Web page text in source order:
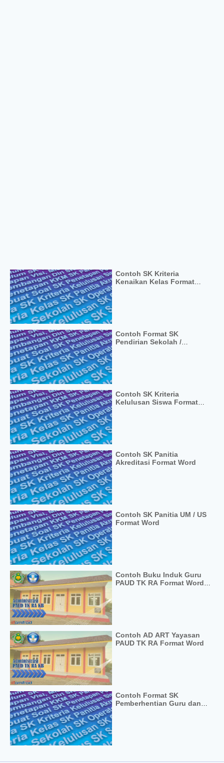
Contoh SK Kriteria
Kenaikan Kelas Format
Contoh Format SK
Pendirian Sekolah /
Contoh SK Kriteria
Kelulusan Siswa Format
Contoh SK Panitia
Akreditasi Format Word
Contoh SK Panitia UM / US
Format Word
Contoh Buku Induk Guru
PAUD TK RA Format Word
Contoh AD ART Yayasan
PAUD TK RA Format Word
Contoh Format SK
Pemberhentian Guru dan